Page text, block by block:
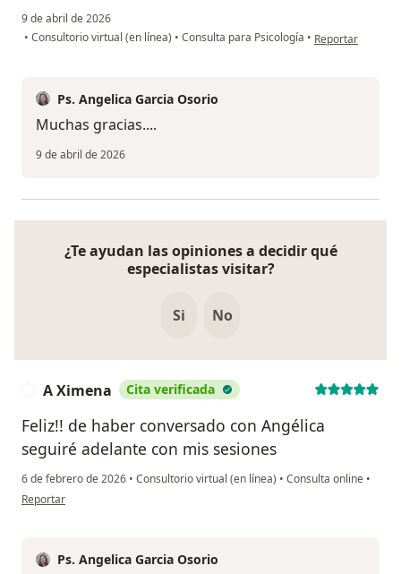
9 de abril de 2026
• Consultorio virtual (en línea) • Consulta para Psicología • en opinión del
Reportar
Ps. Angelica Garcia Osorio
Muchas gracias....
9 de abril de 2026
¿Te ayudan las opiniones a decidir qué
especialistas visitar?
Si No
A Ximena Cita verificada
Feliz!! de haber conversado con Angélica
seguiré adelante con mis sesiones
6 de febrero de 2026 • Consultorio virtual (en línea) • Consulta online •
en opinión del usuario A Ximena
Reportar
Ps. Angelica Garcia Osorio